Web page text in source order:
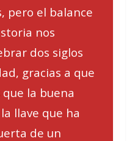
pero el balance
nos
dos siglos
gracias a que
la buena
llave que ha
de un